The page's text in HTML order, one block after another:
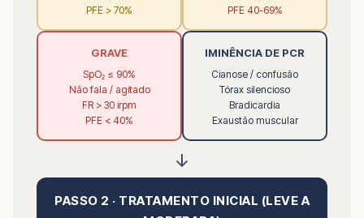
PFE > 70%
PFE 40-69%
GRAVE
SpO₂ ≤ 90%
Não fala / agitado
FR > 30 irpm
PFE < 40%
IMINÊNCIA DE PCR
Cianose / confusão
Tórax silencioso
Bradicardia
Exaustão muscular
↓
PASSO 2 · TRATAMENTO INICIAL (LEVE A